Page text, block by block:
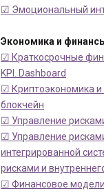
☑ Эмоциональный
Экономика и
☑ Краткосрочные
KPI. Dashboard
☑ Криптоэкономика и
блокчейн
☑ Управление
☑ Управление
интегрированной
рисками и
☑ Финансовое